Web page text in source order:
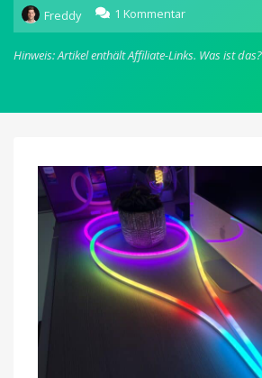
Freddy
1 Kommentar
Govee
Neon
Lightstrip
mit
Länge
Hinweis: Artikel enthält Affiliate-Links. Was ist das?